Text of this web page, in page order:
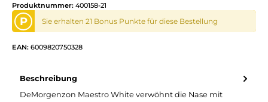
Produktnummer: 400158-21
P Sie erhalten 21 Bonus Punkte für diese Bestellung
EAN: 6009820750328
Beschreibung
DeMorgenzon Maestro White verwöhnt die Nase mit